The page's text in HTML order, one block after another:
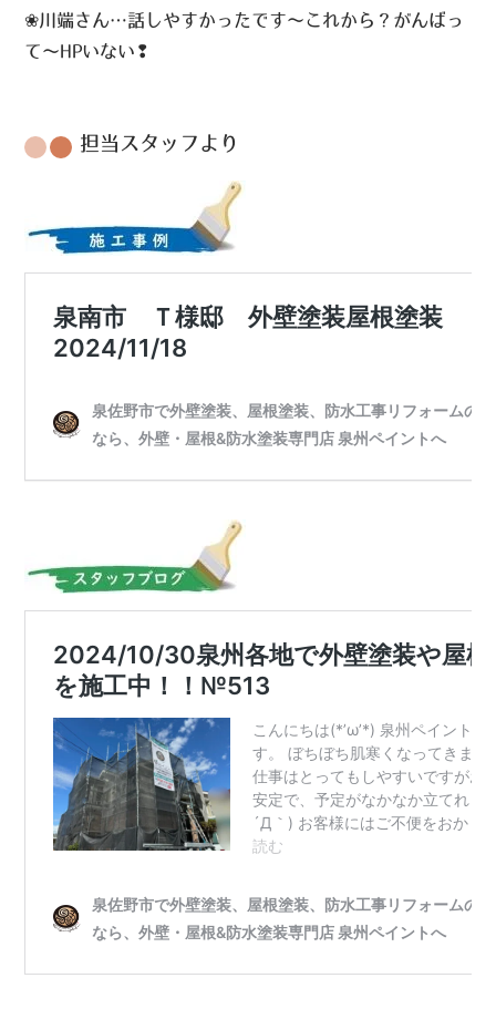
❀川端さん…話しやすかったです～これから？がんばっ
て～HPいない❢
担当スタッフより